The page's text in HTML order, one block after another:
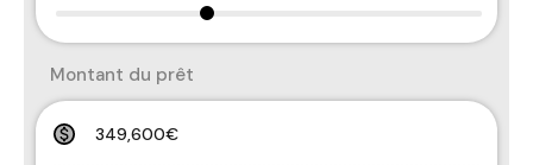
Montant du prêt